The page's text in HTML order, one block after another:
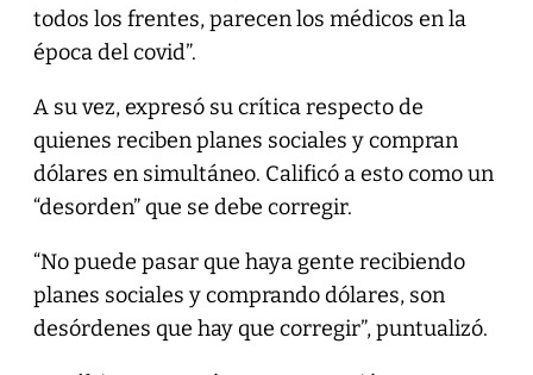
todos los frentes, parecen los médicos en la
época del covid”.
A su vez, expresó su crítica respecto de
quienes reciben planes sociales y compran
dólares en simultáneo. Calificó a esto como un
“desorden” que se debe corregir.
“No puede pasar que haya gente recibiendo
planes sociales y comprando dólares, son
desórdenes que hay que corregir”, puntualizó.